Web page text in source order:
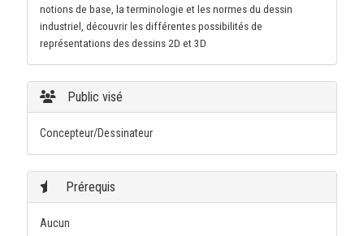
notions de base, la terminologie et les normes du dessin
industriel, découvrir les différentes possibilités de
représentations des dessins 2D et 3D
Public visé
Concepteur/Dessinateur
Prérequis
Aucun